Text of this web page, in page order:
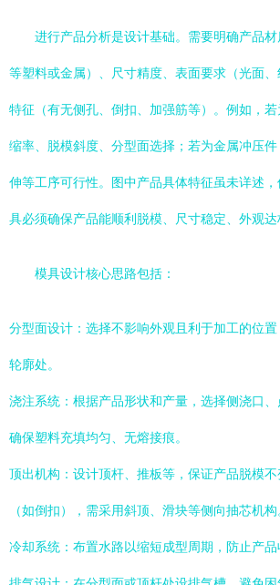
进行产品分析是设计基础。需要明确产品
等塑料或金属）、尺寸精度、表面要求（光面
特征（有无侧孔、倒扣、加强筋等）。例如，
缩率、脱模斜度、分型面选择；若为金属冲压
伸等工序可行性。图中产品具体特征虽未详述
具必须确保产品能顺利脱模、尺寸稳定、外观达
模具设计核心思路包括：
分型面设计：选择不影响外观且利于加工的位
轮廓处。
浇注系统：根据产品形状和产量，选择侧浇口、
确保塑料充填均匀、无熔接痕。
顶出机构：设计顶杆、推板等，保证产品脱模
（如倒扣），需采用斜顶、滑块等侧向抽芯机构
冷却系统：布置水路以缩短成型周期，防止产品